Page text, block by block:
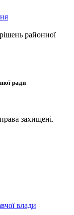
районної
ради
захищені.
влади